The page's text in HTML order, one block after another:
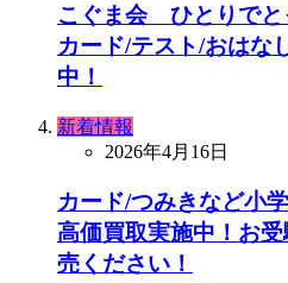
こぐま会 ひとりでと
カード/テスト/おは
中！
新着情報
2026年4月16日
カード/つみきなど小
高価買取実施中！お
売ください！